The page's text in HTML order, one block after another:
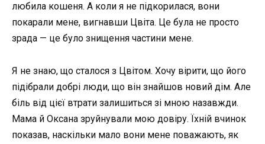
любила кошеня. А коли я не підкорилася, вони
покарали мене, вигнавши Цвіта. Це була не просто
зрада — це було знищення частини мене.
Я не знаю, що сталося з Цвітом. Хочу вірити, що його
підібрали добрі люди, що він знайшов новий дім. Але
біль від цієї втрати залишиться зі мною назавжди.
Мама й Оксана зруйнували мою довіру. Їхній вчинок
показав, наскільки мало вони мене поважають, як